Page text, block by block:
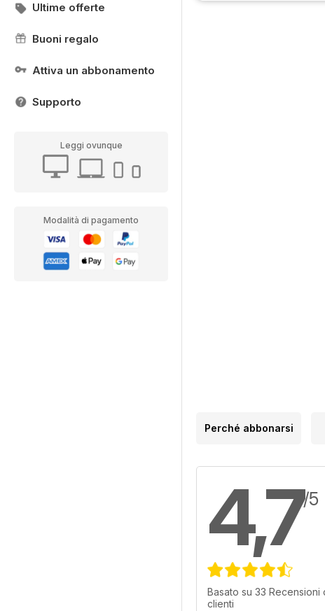
Ultime offerte
Buoni regalo
Attiva un abbonamento
Supporto
Leggi ovunque
Modalità di pagamento
Perché abbonarsi
4,7/5
Basato su 33 Recensioni
clienti